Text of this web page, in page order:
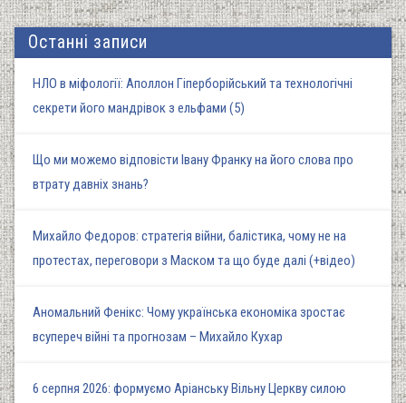
Останні записи
НЛО в міфології: Аполлон Гіперборійський та технологічні
секрети його мандрівок з ельфами (5)
Що ми можемо відповісти Івану Франку на його слова про
втрату давніх знань?
Михайло Федоров: стратегія війни, балістика, чому не на
протестах, переговори з Маском та що буде далі (+відео)
Аномальний Фенікс: Чому українська економіка зростає
всупереч війні та прогнозам – Михайло Кухар
6 серпня 2026: формуємо Аріанську Вільну Церкву силою